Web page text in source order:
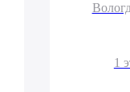
1